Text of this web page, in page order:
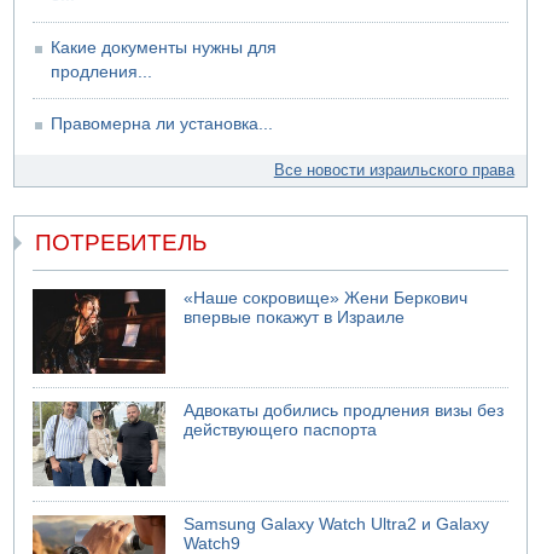
В Иерусалиме водитель врезался в забор и серьезно
пострадал
Какие документы нужны для
продления...
Правомерна ли установка...
Все новости израильского права
ПОТРЕБИТЕЛЬ
«Наше сокровище» Жени Беркович
впервые покажут в Израиле
Адвокаты добились продления визы без
действующего паспорта
Samsung Galaxy Watch Ultra2 и Galaxy
Watch9